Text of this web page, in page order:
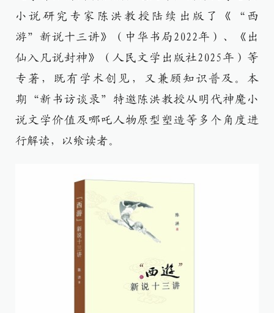
小说研究专家陈洪教授陆续出版了《“西
游”新说十三讲》（中华书局2022年）、《出
仙入凡说封神》（人民文学出版社2025年）等
专著，既有学术创见，又兼顾知识普及。本
期“新书访谈录”特邀陈洪教授从明代神魔小
说文学价值及哪吒人物原型塑造等多个角度进
行解读，以飨读者。